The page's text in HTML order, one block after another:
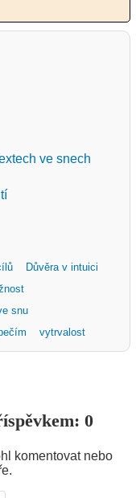
ve snech
Důvěra v intuici
snu
vytrvalost
0
komentovat nebo